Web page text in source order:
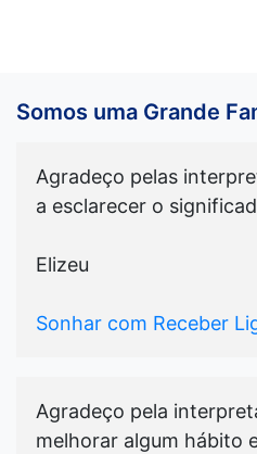
Somos uma Grande
Agradeço pelas
a esclarecer o
Elizeu
Sonhar com Receber
Agradeço pela
melhorar algum hábito